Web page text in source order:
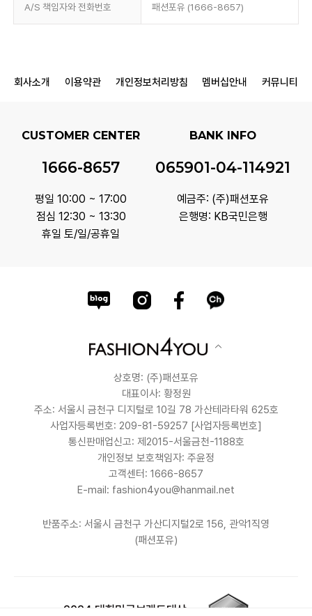
A/S 책임자와 전화번호 패션포유 (1666-8657)
회사소개 이용약관 개인정보처리방침 멤버십안내 커뮤니티
CUSTOMER CENTER
1666-8657
평일 10:00 ~ 17:00
점심 12:30 ~ 13:30
휴일 토/일/공휴일
BANK INFO
065901-04-114921
예금주: (주)패션포유
은행명: KB국민은행
상호명: (주)패션포유
대표이사: 황정원
주소: 서울시 금천구 디지털로 10길 78 가산테라타워 625호
사업자등록번호: 209-81-59257 [사업자등록번호]
통신판매업신고: 제2015-서울금천-1188호
개인정보 보호책임자: 주윤정
고객센터: 1666-8657
E-mail: fashion4you@hanmail.net
반품주소: 서울시 금천구 가산디지털2로 156, 관악1직영
(패션포유)